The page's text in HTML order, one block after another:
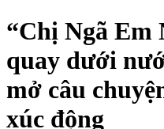
“Chị Ngã Em
quay dưới
mở câu
xúc động